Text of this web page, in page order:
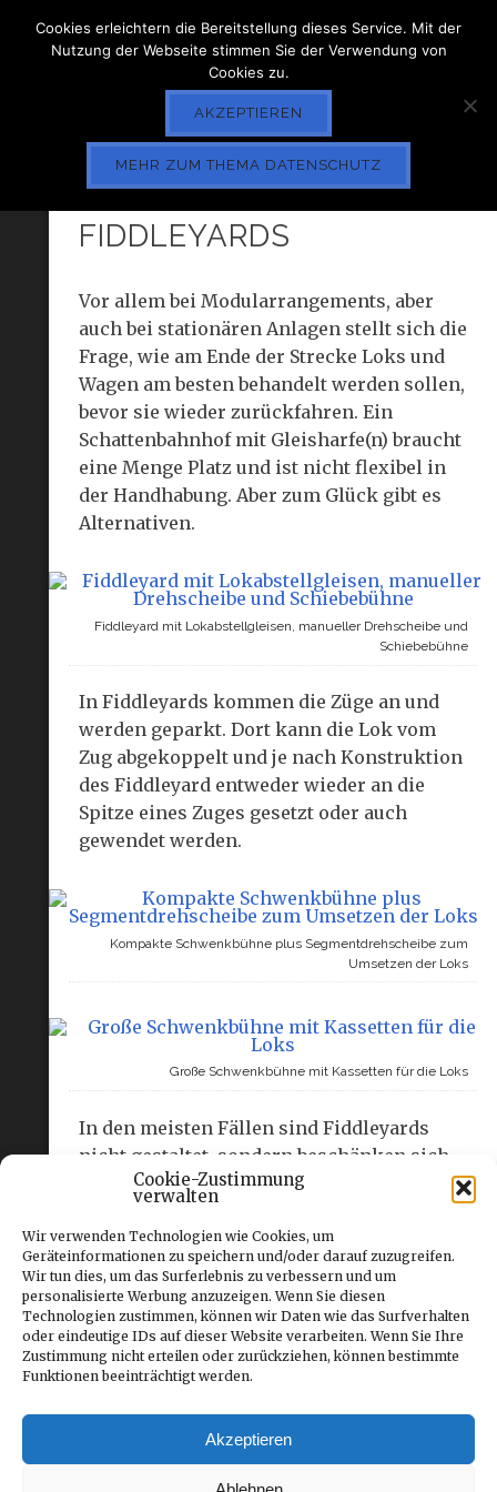
Cookie-Zustimmung
verwalten
Wir verwenden Technologien wie Cookies, um
Geräteinformationen zu speichern und/oder darauf zuzugreifen.
Wir tun dies, um das Surferlebnis zu verbessern und um
personalisierte Werbung anzuzeigen. Wenn Sie diesen
Technologien zustimmen, können wir Daten wie das Surfverhalten
oder eindeutige IDs auf dieser Website verarbeiten. Wenn Sie Ihre
Zustimmung nicht erteilen oder zurückziehen, können bestimmte
Funktionen beeinträchtigt werden.
Akzeptieren
AM ENDE DER STRECKE:
FIDDLEYARDS
Vor allem bei Modularrangements, aber
auch bei stationären Anlagen stellt sich die
Frage, wie am Ende der Strecke Loks und
Wagen am besten behandelt werden sollen,
bevor sie wieder zurückfahren. Ein
Schattenbahnhof mit Gleisharfe(n) braucht
eine Menge Platz und ist nicht flexibel in
der Handhabung. Aber zum Glück gibt es
Alternativen.
Fiddleyard mit Lokabstellgleisen, manueller Drehscheibe und
Schiebebühne
In Fiddleyards kommen die Züge an und
werden geparkt. Dort kann die Lok vom
Zug abgekoppelt und je nach Konstruktion
des Fiddleyard entweder wieder an die
Spitze eines Zuges gesetzt oder auch
gewendet werden.
Kompakte Schwenkbühne plus Segmentdrehscheibe zum
Umsetzen der Loks
Große Schwenkbühne mit Kassetten für die Loks
In den meisten Fällen sind Fiddleyards
nicht gestaltet, sondern beschänken sich
auf betriebliche Funktionen. Je nach zur
handwerklichen Fähigkeiten lassen die
Betriebsmöglichkeiten erheblich
erweitern. Es gibt eine ganze Reihe
Alternativen zu Weichenstraßen:
Schiebebühnen, Schwenkbühnen,
Zugkassetten (Abnehmbare
werden verschiedene Systeme mit
ihren Möglichkeiten und Vorteilen
Cookies erleichtern die Bereitstellung dieses Service. Mit der
Nutzung der Webseite stimmen Sie der Verwendung von
Cookies zu.
AKZEPTIEREN
MEHR ZUM THEMA DATENSCHUTZ